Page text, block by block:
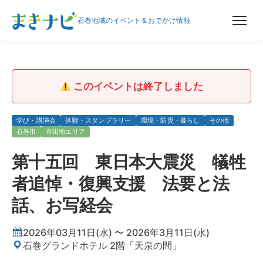
石巻地域のイベント＆おでかけ情報
このイベントは終了しました
学び・講演会 体験・スタンプラリー 環境・防災・暮らし
その他
石巻市
市街地エリア
第十五回 東日本大震災 犠牲
者追悼・復興支援 法要と法
話、お写経会
2026年03月11日(水) 〜 2026年3月11日(水)
石巻グランドホテル 2階「天泉の間」